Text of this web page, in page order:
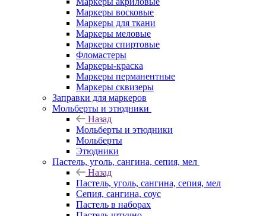
Маркеры восковые
Маркеры для ткани
Маркеры меловые
Маркеры спиртовые
Фломастеры
Маркеры-краска
Маркеры перманентные
Маркеры сквизеры
Заправки для маркеров
Мольберты и этюдники
Назад
Мольберты и этюдники
Мольберты
Этюдники
Пастель, уголь, сангина, сепия, мел
Назад
Пастель, уголь, сангина, сепия, мел
Сепия, сангина, соус
Пастель в наборах